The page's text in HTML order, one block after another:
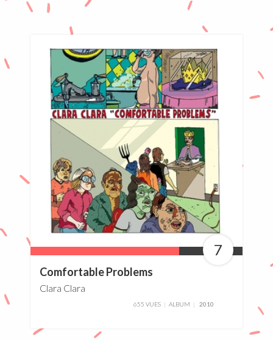
7
Comfortable Problems
Clara Clara
655 VUES ALBUM 2010